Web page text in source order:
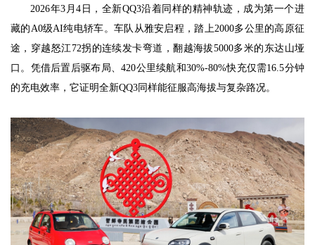
2026年3月4日，全新QQ3沿着同样的精神轨迹，成为第一个进
藏的A0级AI纯电轿车。车队从雅安启程，踏上2000多公里的高原征
途，穿越怒江72拐的连续发卡弯道，翻越海拔5000多米的东达山垭
口。凭借后置后驱布局、420公里续航和30%-80%快充仅需16.5分钟
的充电效率，它证明全新QQ3同样能征服高海拔与复杂路况。